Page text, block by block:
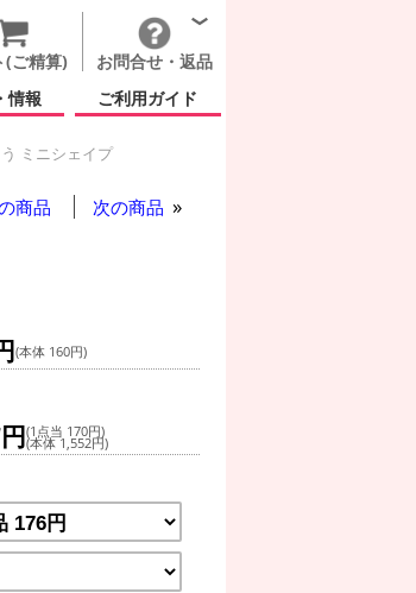
(ご精算)
お問合せ・返品
情報 ご利用ガイド
ミニシェイプ
商品 次の商品
(本体 160円)
(1点当 170円)
(本体 1,552円)